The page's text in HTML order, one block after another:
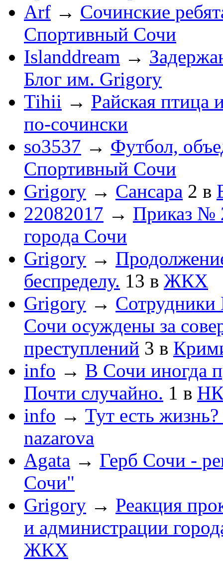
Arf → Сочинские
Спортивный Сочи
Islanddream →
Блог им. Grigory
Tihii → Райская птица
по-cочински
so3537 → Футбол,
Спортивный Сочи
Grigory → Сансара 2 в
22082017 → Приказ №
города Сочи
Grigory →
беспределу. 13 в ЖКХ
Grigory →
Сочи осуждены за
преступлений 3 в
info → В Сочи иногда
Почти случайно. 1 в
info → Тут есть
nazarova
Agata → Герб Сочи -
Сочи"
Grigory → Реакция
и администрации
ЖКХ